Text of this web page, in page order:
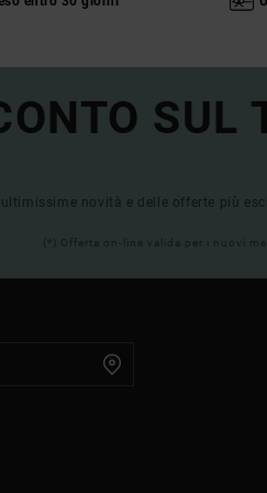
SUL
novità e delle offerte più
(*) Offerta on-line valida per i nuovi